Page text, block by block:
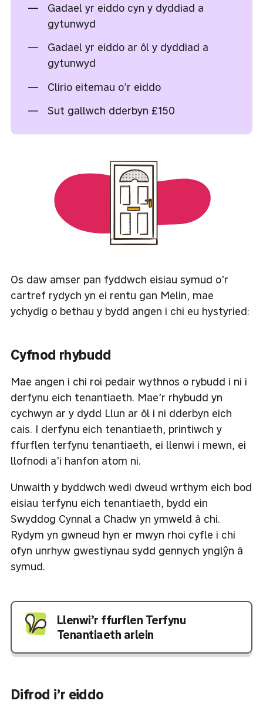
Gadael yr eiddo cyn y dyddiad a
gytunwyd
Gadael yr eiddo ar ôl y dyddiad a
gytunwyd
Clirio eitemau o’r eiddo
Sut gallwch dderbyn £150
Os daw amser pan fyddwch eisiau symud o’r
cartref rydych yn ei rentu gan Melin, mae
ychydig o bethau y bydd angen i chi eu hystyried:
Cyfnod rhybudd
Mae angen i chi roi pedair wythnos o rybudd i ni i
derfynu eich tenantiaeth. Mae’r rhybudd yn
cychwyn ar y dydd Llun ar ôl i ni dderbyn eich
cais. I derfynu eich tenantiaeth, printiwch y
ffurflen terfynu tenantiaeth, ei llenwi i mewn, ei
llofnodi a’i hanfon atom ni.
Unwaith y byddwch wedi dweud wrthym eich bod
eisiau terfynu eich tenantiaeth, bydd ein
Swyddog Cynnal a Chadw yn ymweld â chi.
Rydym yn gwneud hyn er mwyn rhoi cyfle i chi
ofyn unrhyw gwestiynau sydd gennych ynglŷn â
symud.
Llenwi’r ffurflen Terfynu
Tenantiaeth arlein
Difrod i’r eiddo